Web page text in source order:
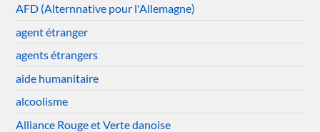
AFD (Alternnative pour l'Allemagne)
agent étranger
agents étrangers
aide humanitaire
alcoolisme
Alliance Rouge et Verte danoise